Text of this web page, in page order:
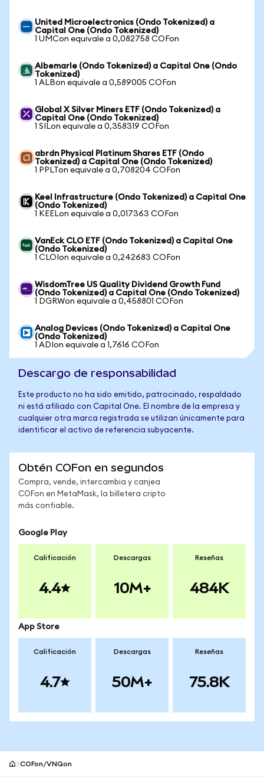
United Microelectronics (Ondo Tokenized) a
Capital One (Ondo Tokenized)
1 UMCon equivale a 0,082758 COFon
Albemarle (Ondo Tokenized) a Capital One (Ondo
Tokenized)
1 ALBon equivale a 0,589005 COFon
Global X Silver Miners ETF (Ondo Tokenized) a
Capital One (Ondo Tokenized)
1 SILon equivale a 0,358319 COFon
abrdn Physical Platinum Shares ETF (Ondo
Tokenized) a Capital One (Ondo Tokenized)
1 PPLTon equivale a 0,708204 COFon
Keel Infrastructure (Ondo Tokenized) a Capital One
(Ondo Tokenized)
1 KEELon equivale a 0,017363 COFon
VanEck CLO ETF (Ondo Tokenized) a Capital One
(Ondo Tokenized)
1 CLOIon equivale a 0,242683 COFon
WisdomTree US Quality Dividend Growth Fund
(Ondo Tokenized) a Capital One (Ondo Tokenized)
1 DGRWon equivale a 0,458801 COFon
Analog Devices (Ondo Tokenized) a Capital One
(Ondo Tokenized)
1 ADIon equivale a 1,7616 COFon
Descargo de responsabilidad
Este producto no ha sido emitido, patrocinado, respaldado
ni está afiliado con Capital One. El nombre de la empresa y
cualquier otra marca registrada se utilizan únicamente para
identificar el activo de referencia subyacente.
Obtén COFon en segundos
Compra, vende, intercambia y canjea
COFon en MetaMask, la billetera cripto
más confiable.
Google Play
Calificación
4.4
Descargas
10M+
Reseñas
484K
App Store
Calificación
4.7
Descargas
50M+
Reseñas
75.8K
COFon/VNQon